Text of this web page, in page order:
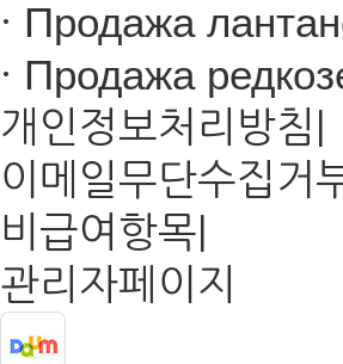
· Продажа
· Продажа
개인정보처리방침
이메일무단수집거
비급여항목
관리자페이지